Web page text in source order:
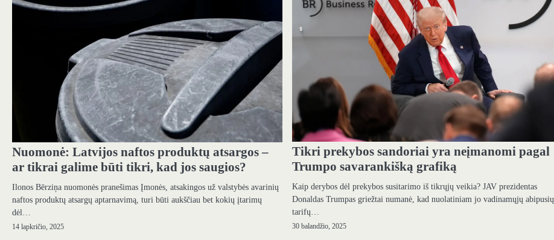
Nuomonė: Latvijos naftos produktų atsargos –
ar tikrai galime būti tikri, kad jos saugios?
Ilonos Bērziņa nuomonės pranešimas Įmonės, atsakingos už valstybės avarinių
naftos produktų atsargų aptarnavimą, turi būti aukščiau bet kokių įtarimų
dėl…
14 lapkričio, 2025
Tikri prekybos sandoriai yra neįmanomi pagal
Trumpo savarankišką grafiką
Kaip derybos dėl prekybos susitarimo iš tikrųjų veikia? JAV prezidentas
Donaldas Trumpas griežtai numanė, kad nuolatiniam jo vadinamųjų abipusių
tarifų…
30 balandžio, 2025